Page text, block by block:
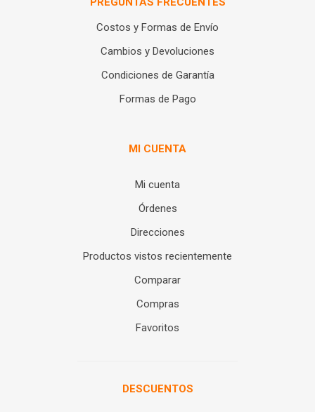
Costos y Formas de Envío
Cambios y Devoluciones
Condiciones de Garantía
Formas de Pago
MI CUENTA
Mi cuenta
Órdenes
Direcciones
Productos vistos recientemente
Comparar
Compras
Favoritos
DESCUENTOS